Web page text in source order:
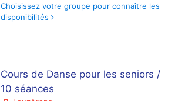
Choisissez votre groupe pour connaître les
disponibilités
Cours de Danse pour les seniors /
10 séances